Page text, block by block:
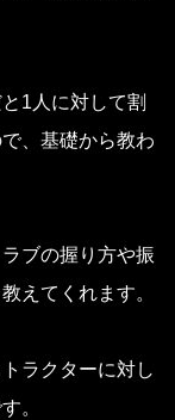
1人に対して割
、基礎から教わ
ブの握り方や振
えてくれます。
ラクターに対し
。